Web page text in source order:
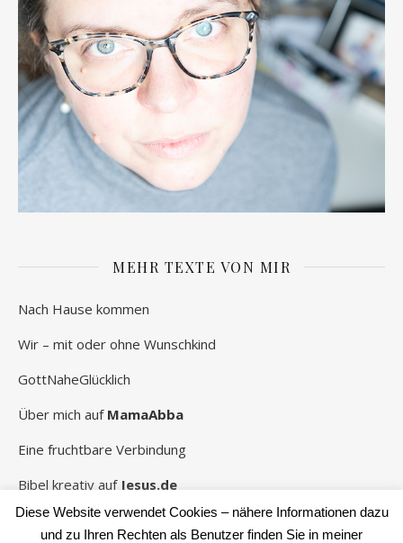
MEHR TEXTE VON MIR
Nach Hause kommen
Wir – mit oder ohne Wunschkind
GottNaheGlücklich
Über mich auf MamaAbba
Eine fruchtbare Verbindung
Bibel kreativ auf Jesus.de
Diese Website verwendet Cookies – nähere Informationen dazu
und zu Ihren Rechten als Benutzer finden Sie in meiner